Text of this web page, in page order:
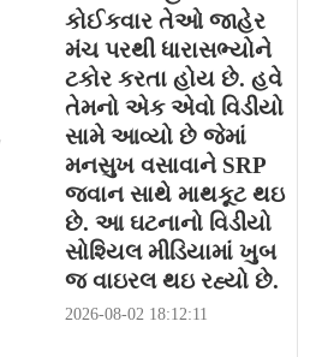
કોઈકવાર તેઓ જાહેર
મંચ પરથી ધારાસભ્યોને
ટકોર કરતા હોય છે. હવે
તેમનો એક એવો વિડીયો
સામે આવ્યો છે જેમાં
મનસુખ વસાવાને SRP
જવાન સાથે માથકૂટ થઇ
છે. આ ઘટનાનો વિડીયો
સોશ્યિલ મીડિયામાં ખુબ
જ વાઇરલ થઇ રહ્યો છે.
2026-08-02 18:12:11